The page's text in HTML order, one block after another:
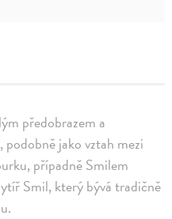
předobrazem a
podobně jako vztah mezi
případně Smilem
Smil, který bývá tradičně